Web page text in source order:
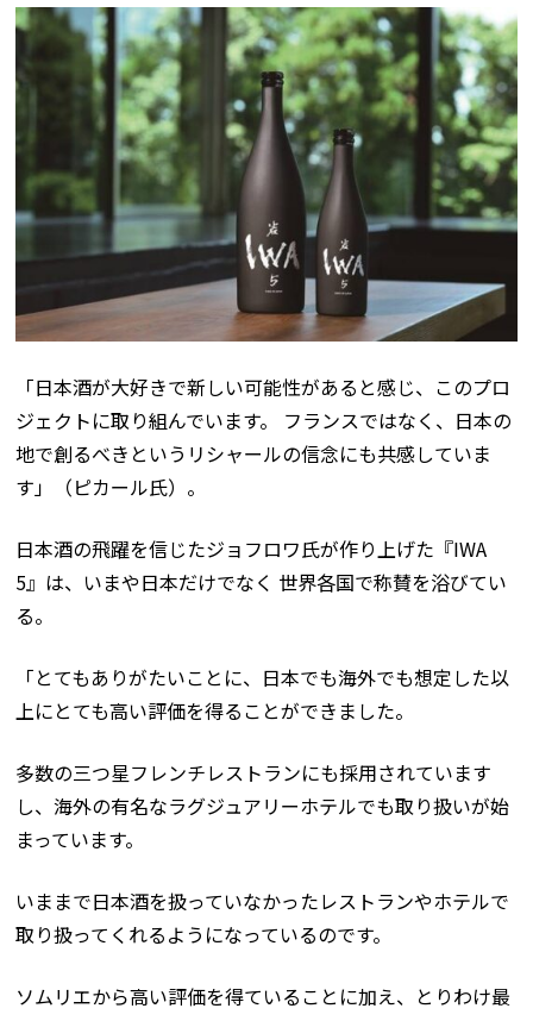
「日本酒が大好きで新しい可能性があると感じ、このプロ
ジェクトに取り組んでいます。 フランスではなく、日本の
地で創るべきというリシャールの信念にも共感していま
す」（ピカール氏）。
日本酒の飛躍を信じたジョフロワ氏が作り上げた『IWA
5』は、いまや日本だけでなく 世界各国で称賛を浴びてい
る。
「とてもありがたいことに、日本でも海外でも想定した以
上にとても高い評価を得ることができました。
多数の三つ星フレンチレストランにも採用されています
し、海外の有名なラグジュアリーホテルでも取り扱いが始
まっています。
いままで日本酒を扱っていなかったレストランやホテルで
取り扱ってくれるようになっているのです。
ソムリエから高い評価を得ていることに加え、とりわけ最